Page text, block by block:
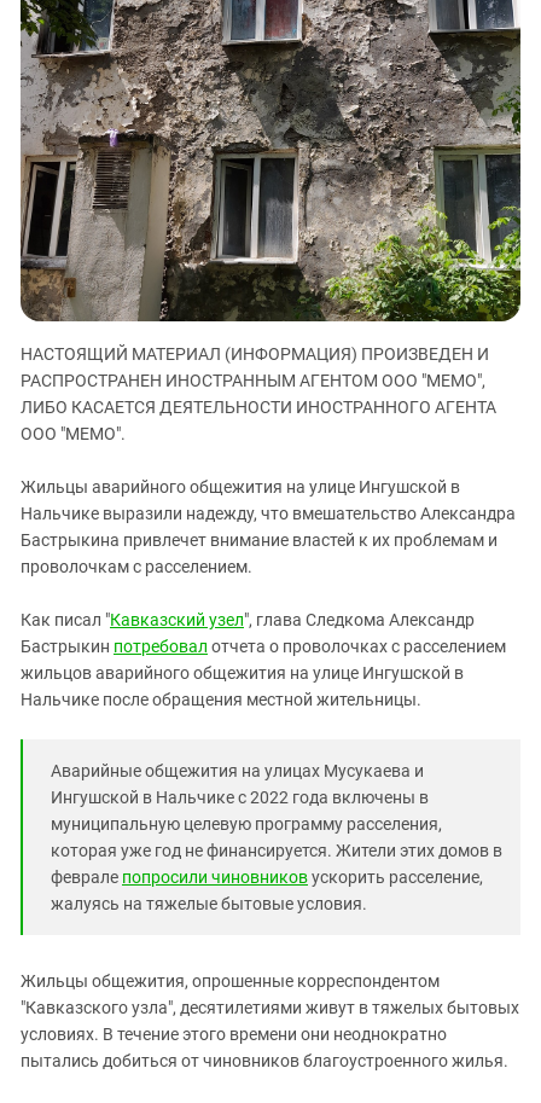
ЗАСТАВЛЯЕТ
КАВКАЗ ЗА ПАЛЕСТИНУ
ИНАКОМЫСЛИЕ В ЧЕЧНЕ
ПРЕСЛЕДОВАНИЕ АКТИВИСТОВ
МОБИЛИЗАЦИЯ И ПРОТЕСТЫ
Дагестан
Ингушетия
Кабардино-Балкария
Калмыкия
Карачаево-Черкесия
Краснодарский край
Нагорный Карабах
Российская Федерация
Ростовская область
Северная Осетия - Алания
Ставропольский край
Южная Осетия
Южный Кавказ
НАСТОЯЩИЙ МАТЕРИАЛ (ИНФОРМАЦИЯ) ПРОИЗВЕДЕН И
РАСПРОСТРАНЕН ИНОСТРАННЫМ АГЕНТОМ ООО "МЕМО",
ЛИБО КАСАЕТСЯ ДЕЯТЕЛЬНОСТИ ИНОСТРАННОГО АГЕНТА
ООО "МЕМО".
Жильцы аварийного общежития на улице Ингушской в
Нальчике выразили надежду, что вмешательство Александра
Бастрыкина привлечет внимание властей к их проблемам и
проволочкам с расселением.
Как писал "Кавказский узел", глава Следкома Александр
Бастрыкин потребовал отчета о проволочках с расселением
жильцов аварийного общежития на улице Ингушской в
Нальчике после обращения местной жительницы.
Аварийные общежития на улицах Мусукаева и
Ингушской в Нальчике с 2022 года включены в
муниципальную целевую программу расселения,
которая уже год не финансируется. Жители этих домов в
феврале попросили чиновниковускорить расселение,
жалуясь на тяжелые бытовые условия.
Жильцы общежития, опрошенные корреспондентом
"Кавказского узла", десятилетиями живут в тяжелых бытовых
условиях. В течение этого времени они неоднократно
пытались добиться от чиновников благоустроенного жилья.